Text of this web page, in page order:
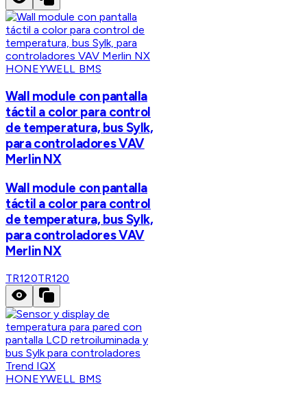
HONEYWELL BMS
Wall module con pantalla
táctil a color para control
de temperatura, bus Sylk,
para controladores VAV
Merlin NX
Wall module con pantalla
táctil a color para control
de temperatura, bus Sylk,
para controladores VAV
Merlin NX
TR120TR120
HONEYWELL BMS